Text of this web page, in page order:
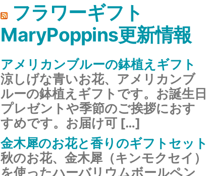
フラワーギフト
MaryPoppins更新情報
アメリカンブルーの鉢植えギフト
涼しげな青いお花、アメリカンブ
ルーの鉢植えギフトです。お誕生日
プレゼントや季節のご挨拶におす
すめです。お届け可 […]
金木犀のお花と香りのギフトセット
秋のお花、金木犀（キンモクセイ）
を使ったハーバリウムボールペン